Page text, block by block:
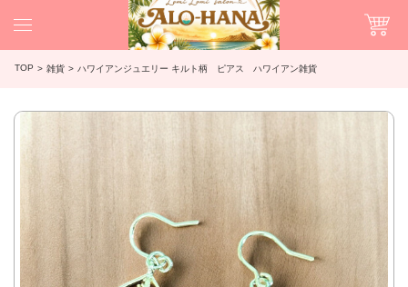
TOP 雑貨 ハワイアンジュエリー キルト柄 ピアス ハワイアン雑貨